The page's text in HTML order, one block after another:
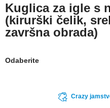
Kuglica za igle s
(kirurški čelik,
završna obrada)
Odaberite
Crazy